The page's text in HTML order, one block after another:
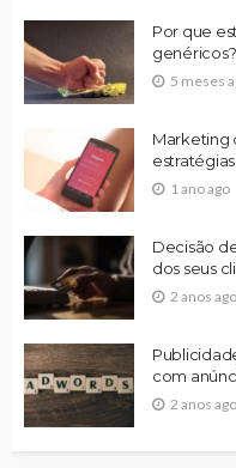
Por que
genéricos?
5 meses
Marketing
1 ano ago
Decisão
dos seus
2 anos ago
com
2 anos ago